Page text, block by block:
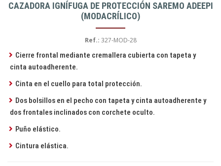
CAZADORA IGNÍFUGA DE PROTECCIÓN SAREMO ADEEPI
(MODACRÍLICO)
Ref.: 327-MOD-28
Cierre frontal mediante cremallera cubierta con tapeta y
cinta autoadherente.
Cinta en el cuello para total protección.
Dos bolsillos en el pecho con tapeta y cinta autoadherente y
dos frontales inclinados con corchete oculto.
Puño elástico.
Cintura elástica.